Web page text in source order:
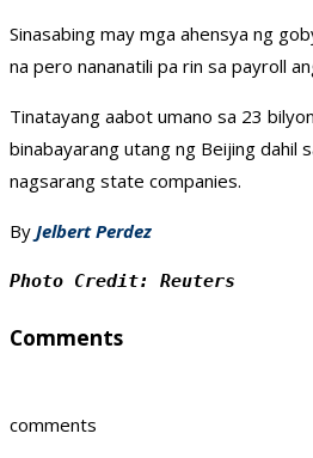
Sinasabing may mga ahensya ng
na pero nananatili pa rin sa payroll
Tinatayang aabot umano sa 23
binabayarang utang ng Beijing dahil
nagsarang state companies.
By Jelbert Perdez
Photo Credit: Reuters
Comments
comments